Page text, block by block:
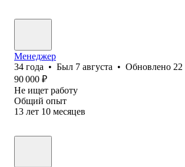
Менеджер
34 года • Был 7 августа • Обновлено
90 000 ₽
Не ищет работу
Общий опыт
13 лет 10 месяцев